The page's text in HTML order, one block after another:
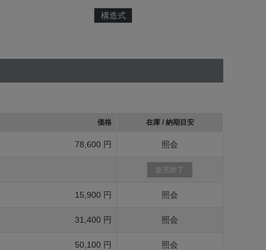
構造式
価格 在庫 / 納期目安
78,600 円 照会
販売終了
15,900 円 照会
31,400 円 照会
50,100 円 照会